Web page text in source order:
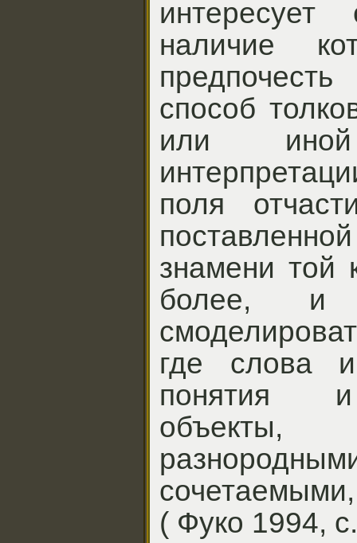
наличие
способ
или
поля
знамени той
более, и
где слова
понятия
( Фуко 1994,